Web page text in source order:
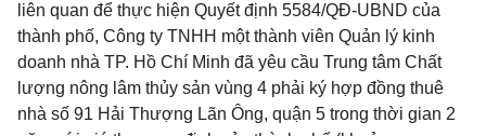
liên quan để thực hiện Quyết định 5584/QĐ-UBND của
thành phố, Công ty TNHH một thành viên Quản lý kinh
doanh nhà TP. Hồ Chí Minh đã yêu cầu Trung tâm Chất
lượng nông lâm thủy sản vùng 4 phải ký hợp đồng thuê
nhà số 91 Hải Thượng Lãn Ông, quận 5 trong thời gian 2